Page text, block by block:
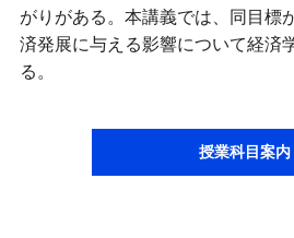
がりがある。本講義では、同目標
済発展に与える影響について経済
る。
授業科目案内